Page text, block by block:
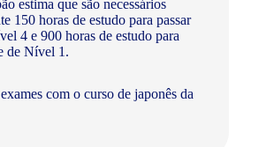
estima que são necessários
150 horas de estudo para passar
4 e 900 horas de estudo para
de Nível 1.
com o curso de japonês da